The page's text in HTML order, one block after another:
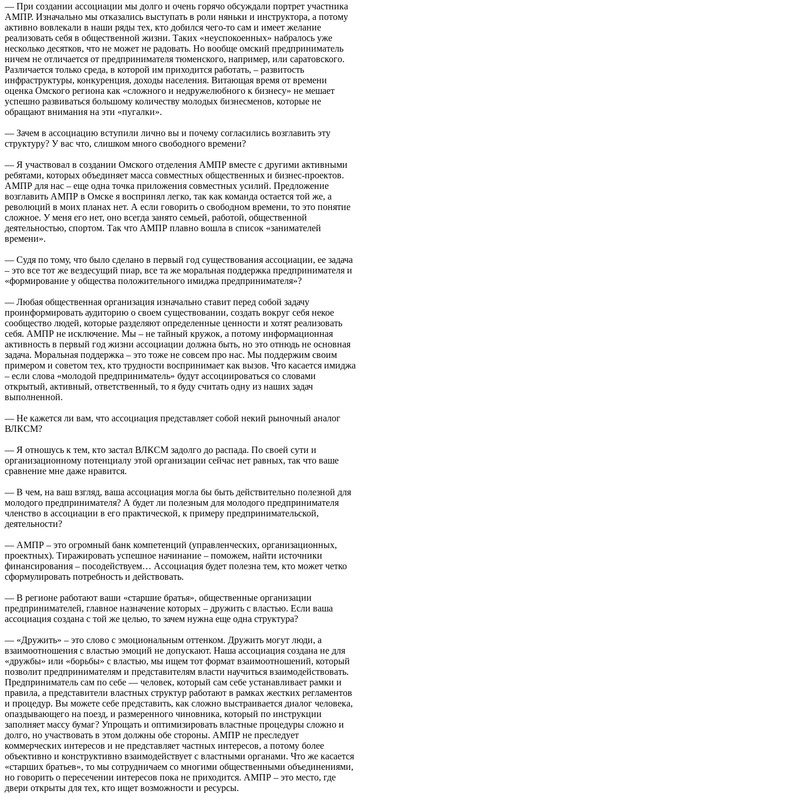
— При создании ассоциации мы долго и очень горячо обсуждали портрет участника
АМПР. Изначально мы отказались выступать в роли няньки и инструктора, а потому
активно вовлекали в наши ряды тех, кто добился чего-то сам и имеет желание
реализовать себя в общественной жизни. Таких «неуспокоенных» набралось уже
несколько десятков, что не может не радовать. Но вообще омский предприниматель
ничем не отличается от предпринимателя тюменского, например, или саратовского.
Различается только среда, в которой им приходится работать, – развитость
инфраструктуры, конкуренция, доходы населения. Витающая время от времени
оценка Омского региона как «сложного и недружелюбного к бизнесу» не мешает
успешно развиваться большому количеству молодых бизнесменов, которые не
обращают внимания на эти «пугалки».
— Зачем в ассоциацию вступили лично вы и почему согласились возглавить эту
структуру? У вас что, слишком много свободного времени?
— Я участвовал в создании Омского отделения АМПР вместе с другими активными
ребятами, которых объединяет масса совместных общественных и бизнес-проектов.
АМПР для нас – еще одна точка приложения совместных усилий. Предложение
возглавить АМПР в Омске я воспринял легко, так как команда остается той же, а
революций в моих планах нет. А если говорить о свободном времени, то это понятие
сложное. У меня его нет, оно всегда занято семьей, работой, общественной
деятельностью, спортом. Так что АМПР плавно вошла в список «занимателей
времени».
— Судя по тому, что было сделано в первый год существования ассоциации, ее задача
– это все тот же вездесущий пиар, все та же моральная поддержка предпринимателя и
«формирование у общества положительного имиджа предпринимателя»?
— Любая общественная организация изначально ставит перед собой задачу
проинформировать аудиторию о своем существовании, создать вокруг себя некое
сообщество людей, которые разделяют определенные ценности и хотят реализовать
себя. АМПР не исключение. Мы – не тайный кружок, а потому информационная
активность в первый год жизни ассоциации должна быть, но это отнюдь не основная
задача. Моральная поддержка – это тоже не совсем про нас. Мы поддержим своим
примером и советом тех, кто трудности воспринимает как вызов. Что касается имиджа
– если слова «молодой предприниматель» будут ассоциироваться со словами
открытый, активный, ответственный, то я буду считать одну из наших задач
выполненной.
— Не кажется ли вам, что ассоциация представляет собой некий рыночный аналог
ВЛКСМ?
— Я отношусь к тем, кто застал ВЛКСМ задолго до распада. По своей сути и
организационному потенциалу этой организации сейчас нет равных, так что ваше
сравнение мне даже нравится.
— В чем, на ваш взгляд, ваша ассоциация могла бы быть действительно полезной для
молодого предпринимателя? А будет ли полезным для молодого предпринимателя
членство в ассоциации в его практической, к примеру предпринимательской,
деятельности?
— АМПР – это огромный банк компетенций (управленческих, организационных,
проектных). Тиражировать успешное начинание – поможем, найти источники
финансирования – посодействуем… Ассоциация будет полезна тем, кто может четко
сформулировать потребность и действовать.
— В регионе работают ваши «старшие братья», общественные организации
предпринимателей, главное назначение которых – дружить с властью. Если ваша
ассоциация создана с той же целью, то зачем нужна еще одна структура?
— «Дружить» – это слово с эмоциональным оттенком. Дружить могут люди, а
взаимоотношения с властью эмоций не допускают. Наша ассоциация создана не для
«дружбы» или «борьбы» с властью, мы ищем тот формат взаимоотношений, который
позволит предпринимателям и представителям власти научиться взаимодействовать.
Предприниматель сам по себе — человек, который сам себе устанавливает рамки и
правила, а представители властных структур работают в рамках жестких регламентов
и процедур. Вы можете себе представить, как сложно выстраивается диалог человека,
опаздывающего на поезд, и размеренного чиновника, который по инструкции
заполняет массу бумаг? Упрощать и оптимизировать властные процедуры сложно и
долго, но участвовать в этом должны обе стороны. АМПР не преследует
коммерческих интересов и не представляет частных интересов, а потому более
объективно и конструктивно взаимодействует с властными органами. Что же касается
«старших братьев», то мы сотрудничаем со многими общественными объединениями,
но говорить о пересечении интересов пока не приходится. АМПР – это место, где
двери открыты для тех, кто ищет возможности и ресурсы.